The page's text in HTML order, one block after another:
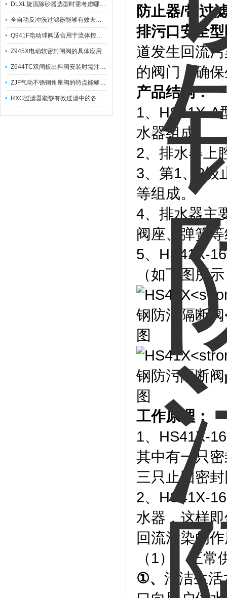
DLXL旋流除砂器选型时需考虑哪些因素？
全自动反冲洗过滤器能够有效去除不同粒径的固体杂
Q941F电动球阀适合用于流体控制需要迅速反应的场合
Z945X电动软密封闸阀的具体应用
Z644TC双闸板出料阀安装时需注意哪些事项？
ZJF气动不锈钢角座阀的特点能够稳定地控制介质流量
RXG过滤器能够有效过滤中的各种杂质
防止器/带过
排污口安全
道发生回流
的阀门，确
产品结构：
1、HS41X-A
水器组成。
2、排水器上
3、第1、2级
等组成。
4、排水器主
阀座、弹簧
5、HS41X-
（如下图所
工作原理：
1、HS41X-
其中有一只
三只止回密
2、HS41X-
水器，这样
回流污染的
（1）、正常
①、 清洁生